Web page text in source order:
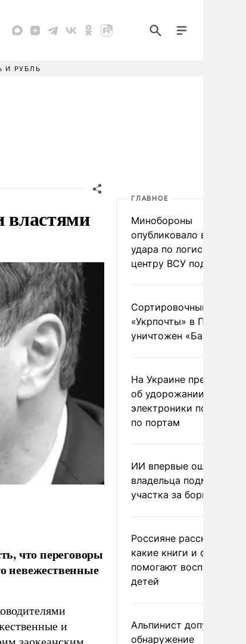
И РУБЛЬ
властями
что переговоры
невежественные
и
ГЛАВНОЕ
Минобороны
опубликовало видео
удара по
центру ВСУ под Киевом
Сортировочный пункт
«Укрпочты» в
уничтожен
На Украине
об удорожании
электроники после
по портам
ИИ впервые
владельца
участка за борщевик
Россияне рассказали,
какие книги и фильмы
помогают воспитывать
детей
Альпинист допустил
обнаружение